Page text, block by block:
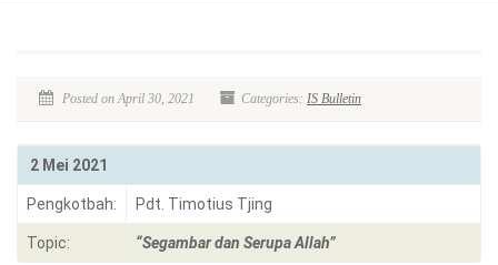
Posted on April 30, 2021 Categories: IS Bulletin
2 Mei 2021
Pengkotbah: Pdt. Timotius Tjing
Topic: “Segambar dan Serupa Allah”